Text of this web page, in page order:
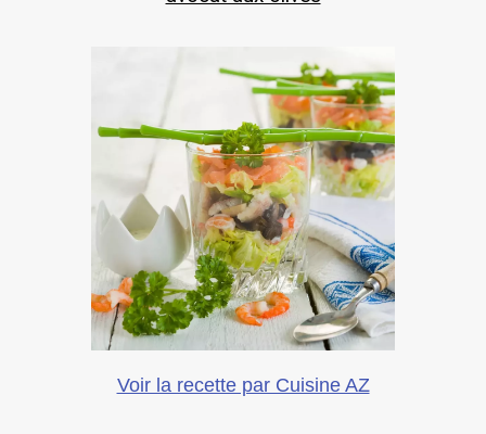
Voir la recette par Cuisine AZ